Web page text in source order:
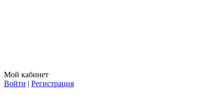
Мой кабинет
Войти | Регистрация